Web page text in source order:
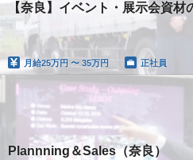
【奈良】イベント・展示会資材
月給25万円 〜 35万円 正社員
Plannning＆Sales（奈良）